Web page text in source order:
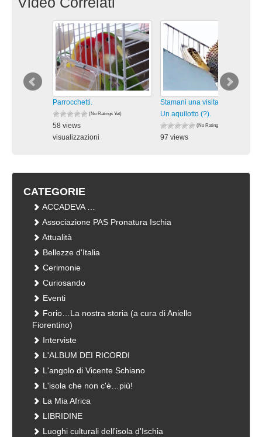
Parrocchetti.
(No Ratings Yet)
58 views
visualizzazioni
Stamani una visita inaspettata:
Un aquilotto (?).
(No Ratings Yet)
97 views
CATEGORIE
ACCADEVA …
Associazione PAS Pronatura Ischia
Attualità
Bellezze d'Italia
Cerimonie
Curiosando
Eventi
Forio…La nostra storia (a cura di Aniello
Fiorentino)
Interviste
L'ALBUM DEI RICORDI
L'angolo di Vicente Schiano
L'isola che non c'è…più!
La Mia Africa
LIBRIDINE
Luoghi culturali dell'isola d'Ischia